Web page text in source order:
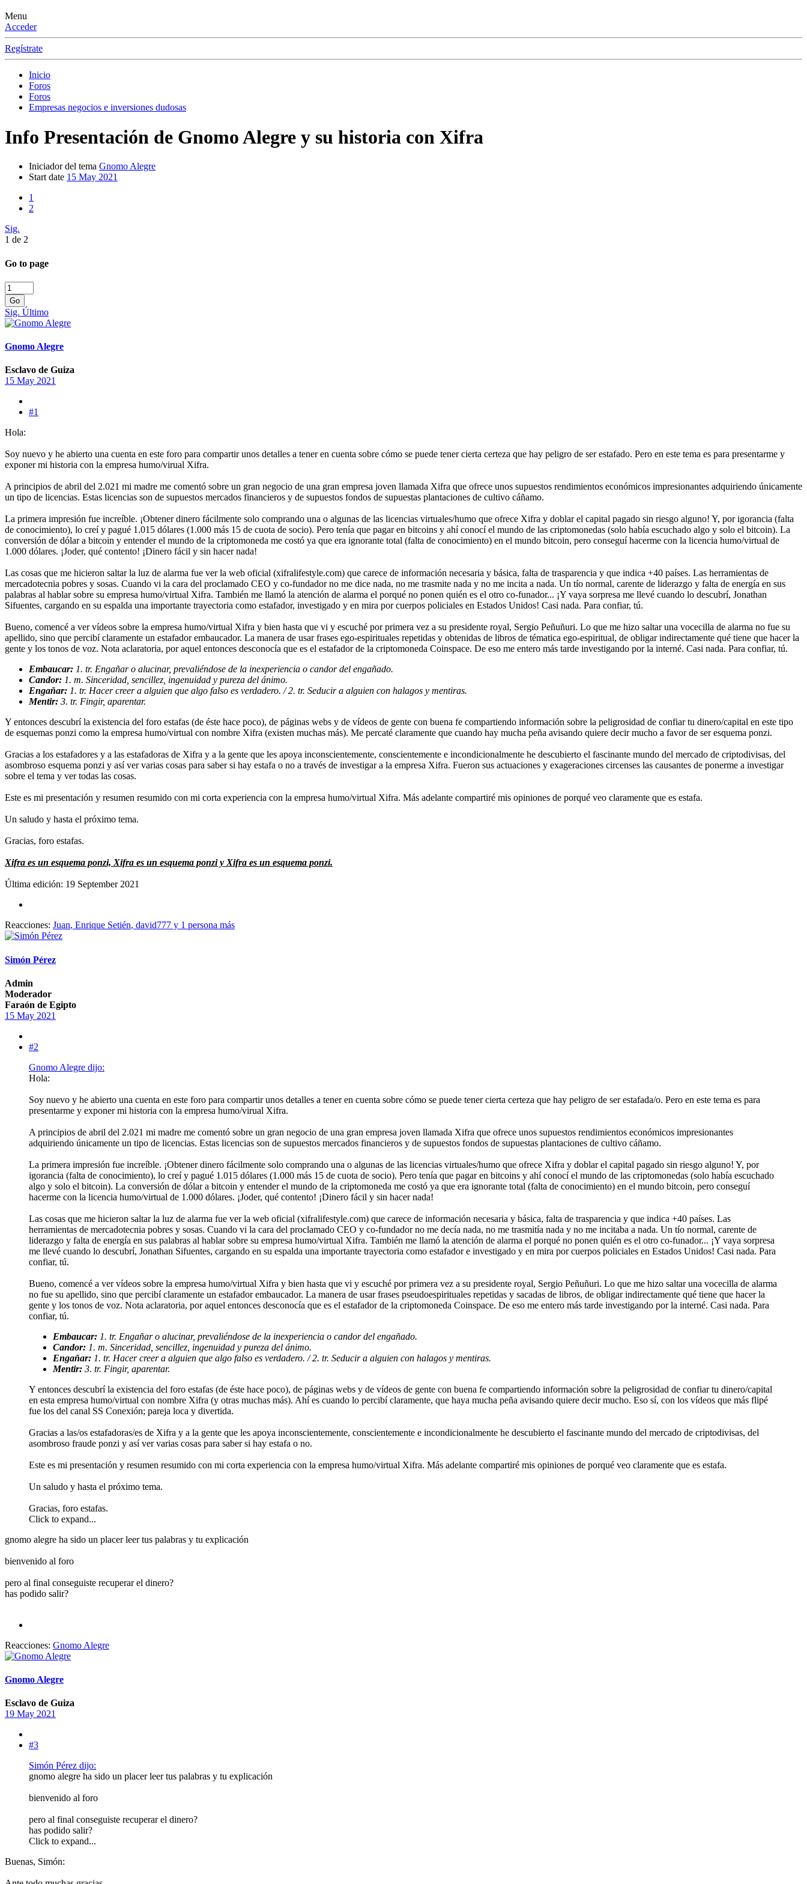
Menu
Acceder
Regístrate
Inicio
Foros
Foros
Empresas negocios e inversiones dudosas
Info Presentación de Gnomo Alegre y su historia con Xifra
Iniciador del tema Gnomo Alegre
Start date 15 May 2021
1
2
Sig.
1 de 2
Go to page
Go
Sig. Último
Gnomo Alegre
Esclavo de Guiza
15 May 2021
#1
Hola:
Soy nuevo y he abierto una cuenta en este foro para compartir unos detalles a tener en cuenta sobre cómo se puede tener cierta certeza que hay peligro de ser estafado. Pero en este tema es para presentarme y
exponer mi historia con la empresa humo/virual Xifra.
A principios de abril del 2.021 mi madre me comentó sobre un gran negocio de una gran empresa joven llamada Xifra que ofrece unos supuestos rendimientos económicos impresionantes adquiriendo únicamente
un tipo de licencias. Estas licencias son de supuestos mercados financieros y de supuestos fondos de supuestas plantaciones de cultivo cáñamo.
La primera impresión fue increíble. ¡Obtener dinero fácilmente solo comprando una o algunas de las licencias virtuales/humo que ofrece Xifra y doblar el capital pagado sin riesgo alguno! Y, por igorancia (falta
de conocimiento), lo creí y pagué 1.015 dólares (1.000 más 15 de cuota de socio). Pero tenía que pagar en bitcoins y ahí conocí el mundo de las criptomonedas (solo había escuchado algo y solo el bitcoin). La
conversión de dólar a bitcoin y entender el mundo de la criptomoneda me costó ya que era ignorante total (falta de conocimiento) en el mundo bitcoin, pero conseguí hacerme con la licencia humo/virtual de
1.000 dólares. ¡Joder, qué contento! ¡Dinero fácil y sin hacer nada!
Las cosas que me hicieron saltar la luz de alarma fue ver la web oficial (xifralifestyle.com) que carece de información necesaria y básica, falta de trasparencia y que indica +40 países. Las herramientas de
mercadotecnia pobres y sosas. Cuando vi la cara del proclamado CEO y co-fundador no me dice nada, no me trasmite nada y no me incita a nada. Un tío normal, carente de liderazgo y falta de energía en sus
palabras al hablar sobre su empresa humo/virtual Xifra. También me llamó la atención de alarma el porqué no ponen quién es el otro co-funador... ¡Y vaya sorpresa me llevé cuando lo descubrí, Jonathan
Sifuentes, cargando en su espalda una importante trayectoria como estafador, investigado y en mira por cuerpos policiales en Estados Unidos! Casi nada. Para confiar, tú.
Bueno, comencé a ver vídeos sobre la empresa humo/virtual Xifra y bien hasta que vi y escuché por primera vez a su presidente royal, Sergio Peñuñuri. Lo que me hizo saltar una vocecilla de alarma no fue su
apellido, sino que percibí claramente un estafador embaucador. La manera de usar frases ego-espirituales repetidas y obtenidas de libros de tématica ego-espiritual, de obligar indirectamente qué tiene que hacer la
gente y los tonos de voz. Nota aclaratoria, por aquel entonces desconocía que es el estafador de la criptomoneda Coinspace. De eso me entero más tarde investigando por la interné. Casi nada. Para confiar, tú.
Embaucar: 1. tr. Engañar o alucinar, prevaliéndose de la inexperiencia o candor del engañado.
Candor: 1. m. Sinceridad, sencillez, ingenuidad y pureza del ánimo.
Engañar: 1. tr. Hacer creer a alguien que algo falso es verdadero. / 2. tr. Seducir a alguien con halagos y mentiras.
Mentir: 3. tr. Fingir, aparentar.
Y entonces descubrí la existencia del foro estafas (de éste hace poco), de páginas webs y de vídeos de gente con buena fe compartiendo información sobre la peligrosidad de confiar tu dinero/capital en este tipo
de esquemas ponzi como la empresa humo/virtual con nombre Xifra (existen muchas más). Me percaté claramente que cuando hay mucha peña avisando quiere decir mucho a favor de ser esquema ponzi.
Gracias a los estafadores y a las estafadoras de Xifra y a la gente que les apoya inconscientemente, conscientemente e incondicionalmente he descubierto el fascinante mundo del mercado de criptodivisas, del
asombroso esquema ponzi y así ver varias cosas para saber si hay estafa o no a través de investigar a la empresa Xifra. Fueron sus actuaciones y exageraciones circenses las causantes de ponerme a investigar
sobre el tema y ver todas las cosas.
Este es mi presentación y resumen resumido con mi corta experiencia con la empresa humo/virtual Xifra. Más adelante compartiré mis opiniones de porqué veo claramente que es estafa.
Un saludo y hasta el próximo tema.
Gracias, foro estafas.
Xifra es un esquema ponzi, Xifra es un esquema ponzi y Xifra es un esquema ponzi.
Última edición: 19 September 2021
Reacciones: Juan, Enrique Setién, david777 y 1 persona más
Simón Pérez
Admin
Moderador
Faraón de Egipto
15 May 2021
#2
Gnomo Alegre dijo:
Hola:
Soy nuevo y he abierto una cuenta en este foro para compartir unos detalles a tener en cuenta sobre cómo se puede tener cierta certeza que hay peligro de ser estafada/o. Pero en este tema es para
presentarme y exponer mi historia con la empresa humo/virual Xifra.
A principios de abril del 2.021 mi madre me comentó sobre un gran negocio de una gran empresa joven llamada Xifra que ofrece unos supuestos rendimientos económicos impresionantes
adquiriendo únicamente un tipo de licencias. Estas licencias son de supuestos mercados financieros y de supuestos fondos de supuestas plantaciones de cultivo cáñamo.
La primera impresión fue increíble. ¡Obtener dinero fácilmente solo comprando una o algunas de las licencias virtuales/humo que ofrece Xifra y doblar el capital pagado sin riesgo alguno! Y, por
igorancia (falta de conocimiento), lo creí y pagué 1.015 dólares (1.000 más 15 de cuota de socio). Pero tenía que pagar en bitcoins y ahí conocí el mundo de las criptomonedas (solo había escuchado
algo y solo el bitcoin). La conversión de dólar a bitcoin y entender el mundo de la criptomoneda me costó ya que era ignorante total (falta de conocimiento) en el mundo bitcoin, pero conseguí
hacerme con la licencia humo/virtual de 1.000 dólares. ¡Joder, qué contento! ¡Dinero fácil y sin hacer nada!
Las cosas que me hicieron saltar la luz de alarma fue ver la web oficial (xifralifestyle.com) que carece de información necesaria y básica, falta de trasparencia y que indica +40 países. Las
herramientas de mercadotecnia pobres y sosas. Cuando vi la cara del proclamado CEO y co-fundador no me decía nada, no me trasmitía nada y no me incitaba a nada. Un tío normal, carente de
liderazgo y falta de energía en sus palabras al hablar sobre su empresa humo/virtual Xifra. También me llamó la atención de alarma el porqué no ponen quién es el otro co-funador... ¡Y vaya sorpresa
me llevé cuando lo descubrí, Jonathan Sifuentes, cargando en su espalda una importante trayectoria como estafador e investigado y en mira por cuerpos policiales en Estados Unidos! Casi nada. Para
confiar, tú.
Bueno, comencé a ver vídeos sobre la empresa humo/virtual Xifra y bien hasta que vi y escuché por primera vez a su presidente royal, Sergio Peñuñuri. Lo que me hizo saltar una vocecilla de alarma
no fue su apellido, sino que percibí claramente un estafador embaucador. La manera de usar frases pseudoespirituales repetidas y sacadas de libros, de obligar indirectamente qué tiene que hacer la
gente y los tonos de voz. Nota aclaratoria, por aquel entonces desconocía que es el estafador de la criptomoneda Coinspace. De eso me entero más tarde investigando por la interné. Casi nada. Para
confiar, tú.
Embaucar: 1. tr. Engañar o alucinar, prevaliéndose de la inexperiencia o candor del engañado.
Candor: 1. m. Sinceridad, sencillez, ingenuidad y pureza del ánimo.
Engañar: 1. tr. Hacer creer a alguien que algo falso es verdadero. / 2. tr. Seducir a alguien con halagos y mentiras.
Mentir: 3. tr. Fingir, aparentar.
Y entonces descubrí la existencia del foro estafas (de éste hace poco), de páginas webs y de vídeos de gente con buena fe compartiendo información sobre la peligrosidad de confiar tu dinero/capital
en esta empresa humo/virtual con nombre Xifra (y otras muchas más). Ahí es cuando lo percibí claramente, que haya mucha peña avisando quiere decir mucho. Eso sí, con los vídeos que más flipé
fue los del canal SS Conexión; pareja loca y divertida.
Gracias a las/os estafadoras/es de Xifra y a la gente que les apoya inconscientemente, conscientemente e incondicionalmente he descubierto el fascinante mundo del mercado de criptodivisas, del
asombroso fraude ponzi y así ver varias cosas para saber si hay estafa o no.
Este es mi presentación y resumen resumido con mi corta experiencia con la empresa humo/virtual Xifra. Más adelante compartiré mis opiniones de porqué veo claramente que es estafa.
Un saludo y hasta el próximo tema.
Gracias, foro estafas.
Click to expand...
gnomo alegre ha sido un placer leer tus palabras y tu explicación
bienvenido al foro
pero al final conseguiste recuperar el dinero?
has podido salir?
Reacciones: Gnomo Alegre
Gnomo Alegre
Esclavo de Guiza
19 May 2021
#3
Simón Pérez dijo:
gnomo alegre ha sido un placer leer tus palabras y tu explicación
bienvenido al foro
pero al final conseguiste recuperar el dinero?
has podido salir?
Click to expand...
Buenas, Simón: